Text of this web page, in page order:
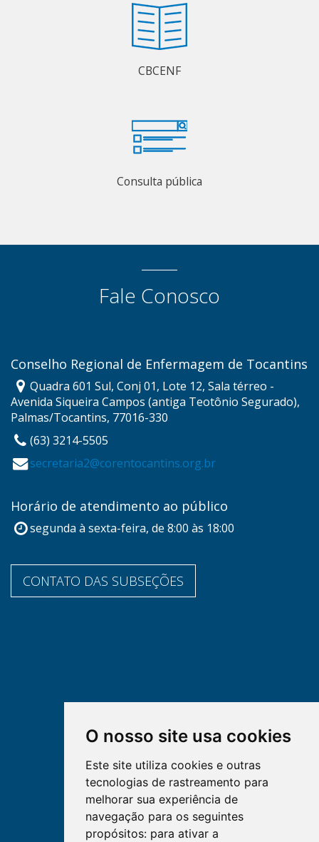
O nosso site usa cookies
Este site utiliza cookies e outras
tecnologias de rastreamento para
melhorar sua experiência de
navegação para os seguintes
propósitos: para ativar a
CBCENF
Consulta pública
Fale Conosco
Conselho Regional de Enfermagem de Tocantins
Quadra 601 Sul, Conj 01, Lote 12, Sala térreo -
Avenida Siqueira Campos (antiga Teotônio Segurado),
Palmas/Tocantins, 77016-330
(63) 3214-5505
secretaria2@corentocantins.org.br
Horário de atendimento ao público
segunda à sexta-feira, de 8:00 às 18:00
CONTATO DAS SUBSEÇÕES